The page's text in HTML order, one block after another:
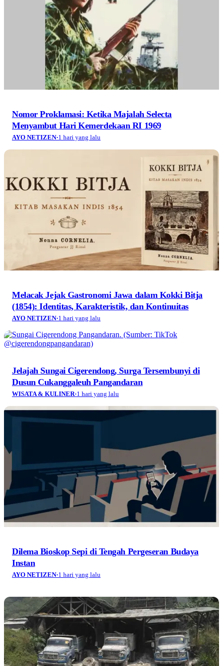
Nomor Proklamasi: Ketika Majalah Selecta
Menyambut Hari Kemerdekaan RI 1969
AYO NETIZEN·1 hari yang lalu
Melacak Jejak Gastronomi Jawa dalam Kokki Bitja
(1854): Identitas, Karakteristik, dan Kontinuitas
AYO NETIZEN·1 hari yang lalu
Jelajah Sungai Cigerendong, Surga Tersembunyi di
Dusun Cukanggaleuh Pangandaran
WISATA & KULINER·1 hari yang lalu
Dilema Bioskop Sepi di Tengah Pergeseran Budaya
Instan
AYO NETIZEN·1 hari yang lalu